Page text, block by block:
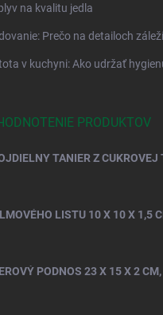
na kvalitu jedla
Prečo na detailoch
v kuchyni: Ako udržať
PRODUKTOV
LISTU 10 X 10 X 1,5
PODNOS 23 X 15 X 2